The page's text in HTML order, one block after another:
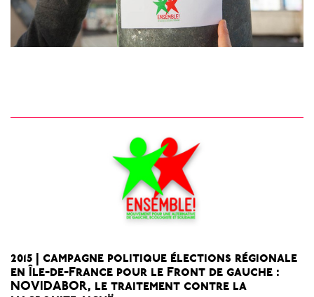
2015 | campagne politique élections régionale
en Île-de-France pour le Front de gauche :
NOVIDABOR, le traitement contre la